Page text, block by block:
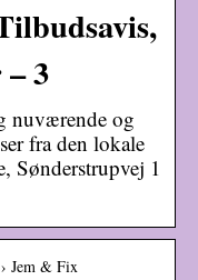
3
nuværende og
fra den lokale
1
Jem & Fix